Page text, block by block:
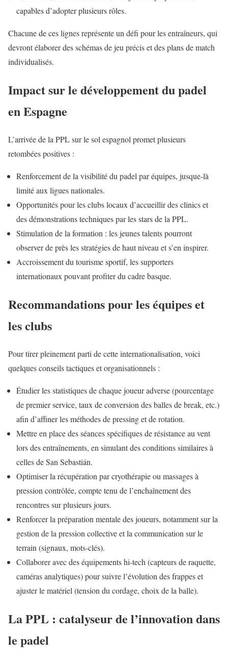
capables d’adopter plusieurs rôles.
Chacune de ces lignes représente un défi pour les entraîneurs, qui
devront élaborer des schémas de jeu précis et des plans de match
individualisés.
Impact sur le développement du padel
en Espagne
L’arrivée de la PPL sur le sol espagnol promet plusieurs
retombées positives :
Renforcement de la visibilité du padel par équipes, jusque-là
limité aux ligues nationales.
Opportunités pour les clubs locaux d’accueillir des clinics et
des démonstrations techniques par les stars de la PPL.
Stimulation de la formation : les jeunes talents pourront
observer de près les stratégies de haut niveau et s’en inspirer.
Accroissement du tourisme sportif, les supporters
internationaux pouvant profiter du cadre basque.
Recommandations pour les équipes et
les clubs
Pour tirer pleinement parti de cette internationalisation, voici
quelques conseils tactiques et organisationnels :
Étudier les statistiques de chaque joueur adverse (pourcentage
de premier service, taux de conversion des balles de break, etc.)
afin d’affiner les méthodes de pressing et de rotation.
Mettre en place des séances spécifiques de résistance au vent
lors des entraînements, en simulant des conditions similaires à
celles de San Sebastián.
Optimiser la récupération par cryothérapie ou massages à
pression contrôlée, compte tenu de l’enchaînement des
rencontres sur plusieurs jours.
Renforcer la préparation mentale des joueurs, notamment sur la
gestion de la pression collective et la communication sur le
terrain (signaux, mots-clés).
Collaborer avec des équipements hi-tech (capteurs de raquette,
caméras analytiques) pour suivre l’évolution des frappes et
ajuster le matériel (tension du cordage, choix de la balle).
La PPL : catalyseur de l’innovation dans
le padel